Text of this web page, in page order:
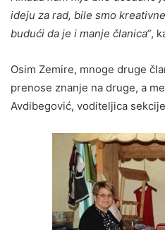
ideju za rad, bile smo
budući da je i manje članica“,
Osim Zemire, mnoge druge
prenose znanje na druge, a
Avdibegović, voditeljica